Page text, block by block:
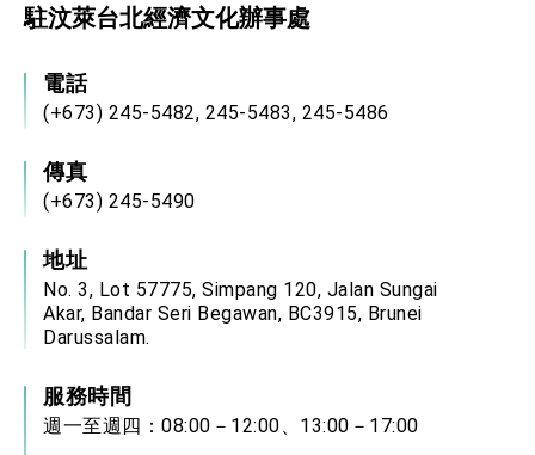
外交部重要言論
駐汶萊台北經濟文化辦事處
電話
(+673) 245-5482, 245-5483, 245-5486
傳真
(+673) 245-5490
地址
No. 3, Lot 57775, Simpang 120, Jalan Sungai
Akar, Bandar Seri Begawan, BC3915, Brunei
Darussalam.
服務時間
週一至週四：08:00－12:00、13:00－17:00